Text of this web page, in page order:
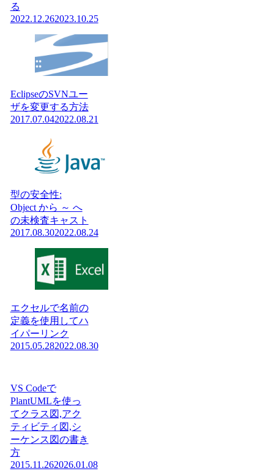
る
2022.12.262023.10.25
EclipseのSVNユー
ザを変更する方法
2017.07.042022.08.21
型の安全性:
Object から ～ へ
の未検査キャスト
2017.08.302022.08.24
エクセルで名前の
定義を使用してハ
イパーリンク
2015.05.282022.08.30
VS Codeで
PlantUMLを使っ
てクラス図,アク
ティビティ図,シ
ーケンス図の書き
方
2015.11.262026.01.08